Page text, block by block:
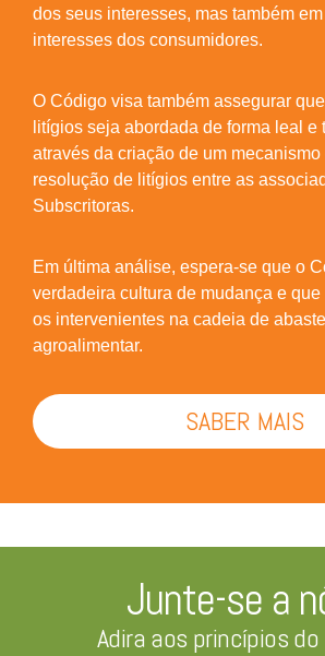
dos seus interesses, mas também
interesses dos consumidores.
O Código visa também assegurar
litígios seja abordada de forma leal e
através da criação de um
resolução de litígios entre as
Subscritoras.
Em última análise, espera-se que o
verdadeira cultura de mudança e
os intervenientes na cadeia de
agroalimentar.
SABER MAIS
Junte-se a
Adira aos princípios do